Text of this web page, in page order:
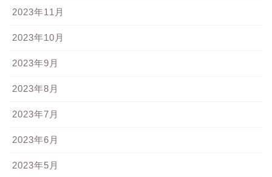
2023年11月
2023年10月
2023年9月
2023年8月
2023年7月
2023年6月
2023年5月